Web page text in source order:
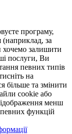
програму,
(наприклад, за
хочемо залишити
послуги, Ви
певних типів
на
більше та змінити
cookie або
менш
певних функцій